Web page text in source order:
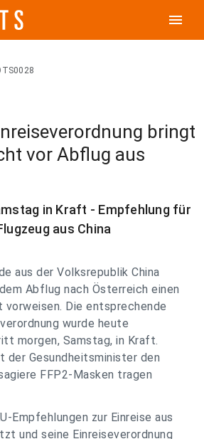
menu
bringt
vor Abflug aus
in Kraft - Empfehlung für
aus China
aus der Volksrepublik China
Abflug nach Österreich einen
vorweisen. Die entsprechende
wurde heute
morgen, Samstag, in Kraft.
der Gesundheitsminister den
FFP2-Masken tragen
Empfehlungen zur Einreise aus
und seine Einreiseverordnung